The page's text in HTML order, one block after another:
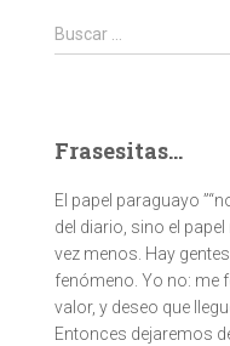
Buscar:
Buscar …
Frasesitas...
El papel paraguayo
del diario, sino el
vez menos. Hay
fenómeno. Yo no: me
valor, y deseo que
Entonces dejaremos